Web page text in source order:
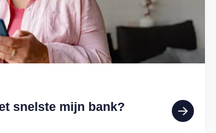
snelste mijn bank?